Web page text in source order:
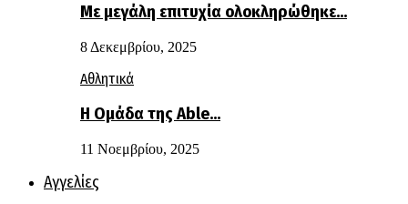
Με μεγάλη επιτυχία ολοκληρώθηκε…
8 Δεκεμβρίου, 2025
Αθλητικά
Η Ομάδα της Able…
11 Νοεμβρίου, 2025
Αγγελίες